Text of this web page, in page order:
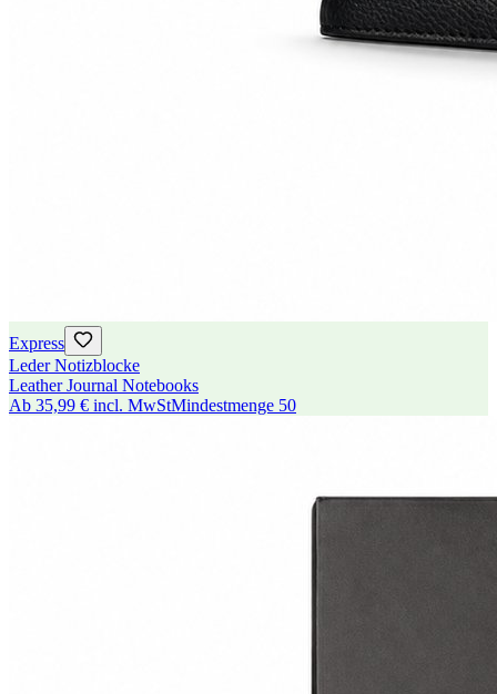
Express
Leder Notizblocke
Leather Journal Notebooks
Ab 35,99 € incl. MwStMindestmenge 50